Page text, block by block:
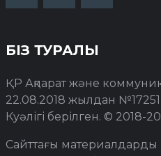
БІЗ ТУРАЛЫ
ҚР Ақпарат және
22.08.2018 жылдан
Куәлігі берілген. © 2018-
Сайттағы материалдарды